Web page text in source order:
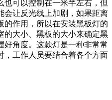
也可以控制在一米半左右，但
会让反光线上加剧，如果距离
的作用，所以在安装黑板灯的
的大小、黑板的大小来确定黑
好角度。这款灯是一种非常常
，工作人员要结合着各个方面